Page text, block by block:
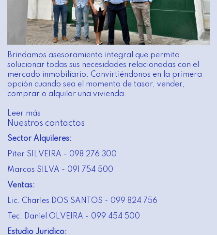
Brindamos asesoramiento integral que permita
solucionar todas sus necesidades relacionadas con el
mercado inmobiliario. Convirtiéndonos en la primera
opción cuando sea el momento de tasar, vender,
comprar o alquilar una vivienda.
Leer más
Nuestros contactos
Sector Alquileres:
Piter SILVEIRA - 098 276 300
Marcos SILVA - 091 754 500
Ventas:
Lic. Charles DOS SANTOS - 099 824 756
Tec. Daniel OLVEIRA - 099 454 500
Estudio Juridico: